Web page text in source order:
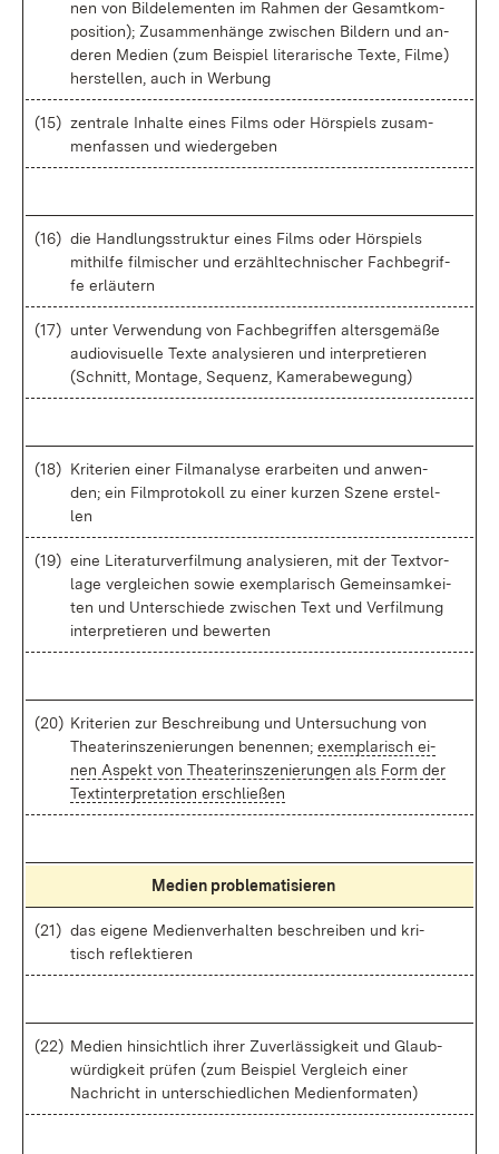
nen von Bild­ele­men­ten im Rah­men der Ge­samt­kom­
po­si­ti­on); Zu­sam­men­hän­ge zwi­schen Bil­dern und an­
de­ren Me­di­en (zum Bei­spiel li­te­ra­ri­sche Tex­te, Fil­me)
her­stel­len, auch in Wer­bung
(15) zen­tra­le In­hal­te ei­nes Films oder Hör­spiels zu­sam­
men­fas­sen und wie­der­ge­ben
(16) die Hand­lungs­struk­tur ei­nes Films oder Hör­spiels
mit­hil­fe fil­mi­scher und er­zähl­tech­ni­scher Fach­be­grif­
fe er­läu­tern
(17) un­ter Ver­wen­dung von Fach­be­grif­fen al­ters­ge­mä­ße
au­dio­vi­su­el­le Tex­te ana­ly­sie­ren und in­ter­pre­tie­ren
(Schnitt, Mon­ta­ge, Se­quenz, Ka­me­ra­be­we­gung)
(18) Kri­te­ri­en ei­ner Film­ana­ly­se er­ar­bei­ten und an­wen­
den; ein Film­pro­to­koll zu ei­ner kur­zen Sze­ne er­stel­
len
(19) ei­ne Li­te­ra­tur­ver­fil­mung ana­ly­sie­ren, mit der Text­vor­
la­ge ver­glei­chen so­wie ex­em­pla­risch Ge­mein­sam­kei­
ten und Un­ter­schie­de zwi­schen Text und Ver­fil­mung
in­ter­pre­tie­ren und be­wer­ten
(20) Kri­te­ri­en zur Be­schrei­bung und Un­ter­su­chung von
Thea­ter­in­sze­nie­run­gen be­nen­nen; ex­em­pla­risch ei­
nen As­pekt von Thea­ter­in­sze­nie­run­gen als Form der
Text­in­ter­pre­ta­ti­on er­schlie­ßen
Me­di­en pro­ble­ma­ti­sie­ren
(21) das ei­ge­ne Me­di­en­ver­hal­ten be­schrei­ben und kri­
tisch re­flek­tie­ren
(22) Me­di­en hin­sicht­lich ih­rer Zu­ver­läs­sig­keit und Glaub­
wür­dig­keit prü­fen (zum Bei­spiel Ver­gleich ei­ner
Nach­richt in un­ter­schied­li­chen Me­di­en­for­ma­ten)